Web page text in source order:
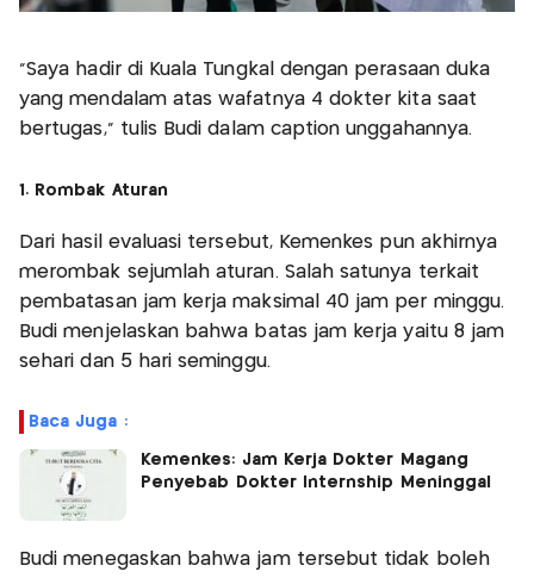
“Saya hadir di Kuala Tungkal dengan perasaan duka
yang mendalam atas wafatnya 4 dokter kita saat
bertugas,” tulis Budi dalam caption unggahannya.
1. Rombak Aturan
Dari hasil evaluasi tersebut, Kemenkes pun akhirnya
merombak sejumlah aturan. Salah satunya terkait
pembatasan jam kerja maksimal 40 jam per minggu.
Budi menjelaskan bahwa batas jam kerja yaitu 8 jam
sehari dan 5 hari seminggu.
Baca Juga :
Kemenkes: Jam Kerja Dokter Magang
Penyebab Dokter Internship Meninggal
Budi menegaskan bahwa jam tersebut tidak boleh